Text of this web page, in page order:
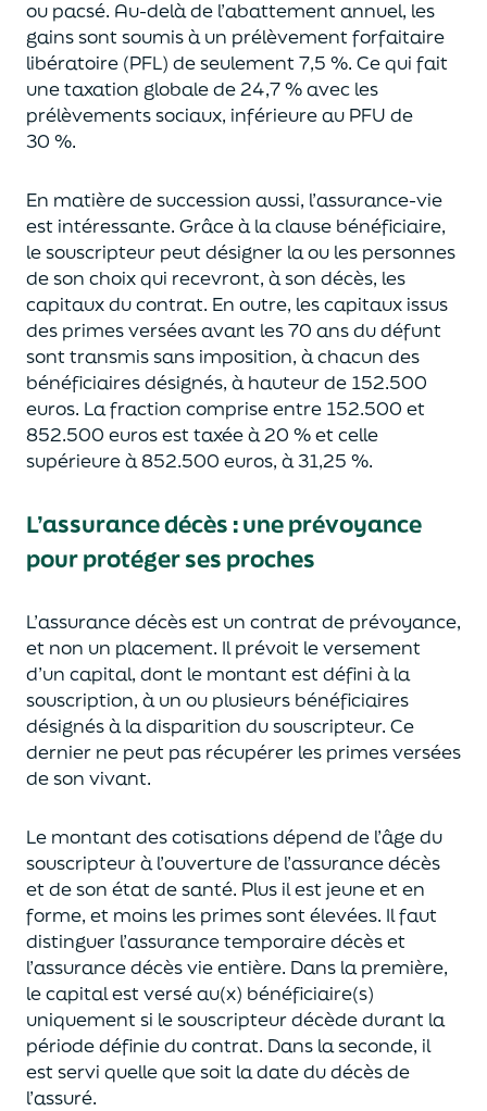
ou pacsé. Au-delàde l’abattement annuel, les
gains sont soumis à un prélèvement forfaitaire
libératoire (PFL) de seulement 7,5 %. Ce qui fait
une taxation globale de24,7 % avec les
prélèvements sociaux, inférieure au PFU de
30 %.
En matière de succession aussi, l’assurance-vie
est intéressante. Grâce à la clause bénéficiaire,
le souscripteur peut désigner la ou les personnes
de son choix qui recevront, à son décès, les
capitaux du contrat. En outre, les capitaux issus
des primes versées avant les 70 ans du défunt
sont transmis sans imposition, à chacun des
bénéficiaires désignés, à hauteur de 152.500
euros. La fraction comprise entre 152.500 et
852.500 eurosest taxée à 20 % et celle
supérieure à 852.500 euros, à 31,25 %.
L’assurance décès :une prévoyance
pour protéger ses proches
L’assurance décès est un contrat de prévoyance,
et non un placement. Il prévoit le versement
d’un capital, dont le montant est défini à la
souscription, à un ou plusieurs bénéficiaires
désignés à la disparition du souscripteur. Ce
dernier ne peut pas récupérer les primes versées
de son vivant.
Le montant des cotisations dépend de l’âgedu
souscripteur à l’ouverture de l’assurance décès
et de son état de santé. Plus il est jeuneet en
forme, et moins les primes sont élevées. Il faut
distinguer l’assurance temporaire décès et
l’assurancedécèsvie entière. Dans la première,
le capital estversé au(x) bénéficiaire(s)
uniquementsi le souscripteur décède durant la
période définie du contrat. Dans la seconde, il
est servi quelle que soit la date du décès de
l’assuré.